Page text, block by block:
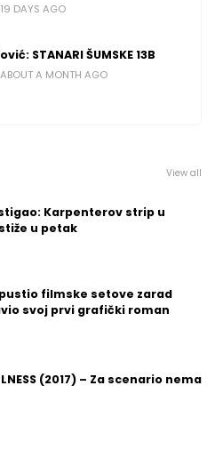
19 DAYS AGO
STANARI ŠUMSKE 13B
ABOUT A MONTH AGO
View all
Karpenterov strip u
u petak
filmske setove zarad
svoj prvi grafički roman
(2017) – Za scenario nema